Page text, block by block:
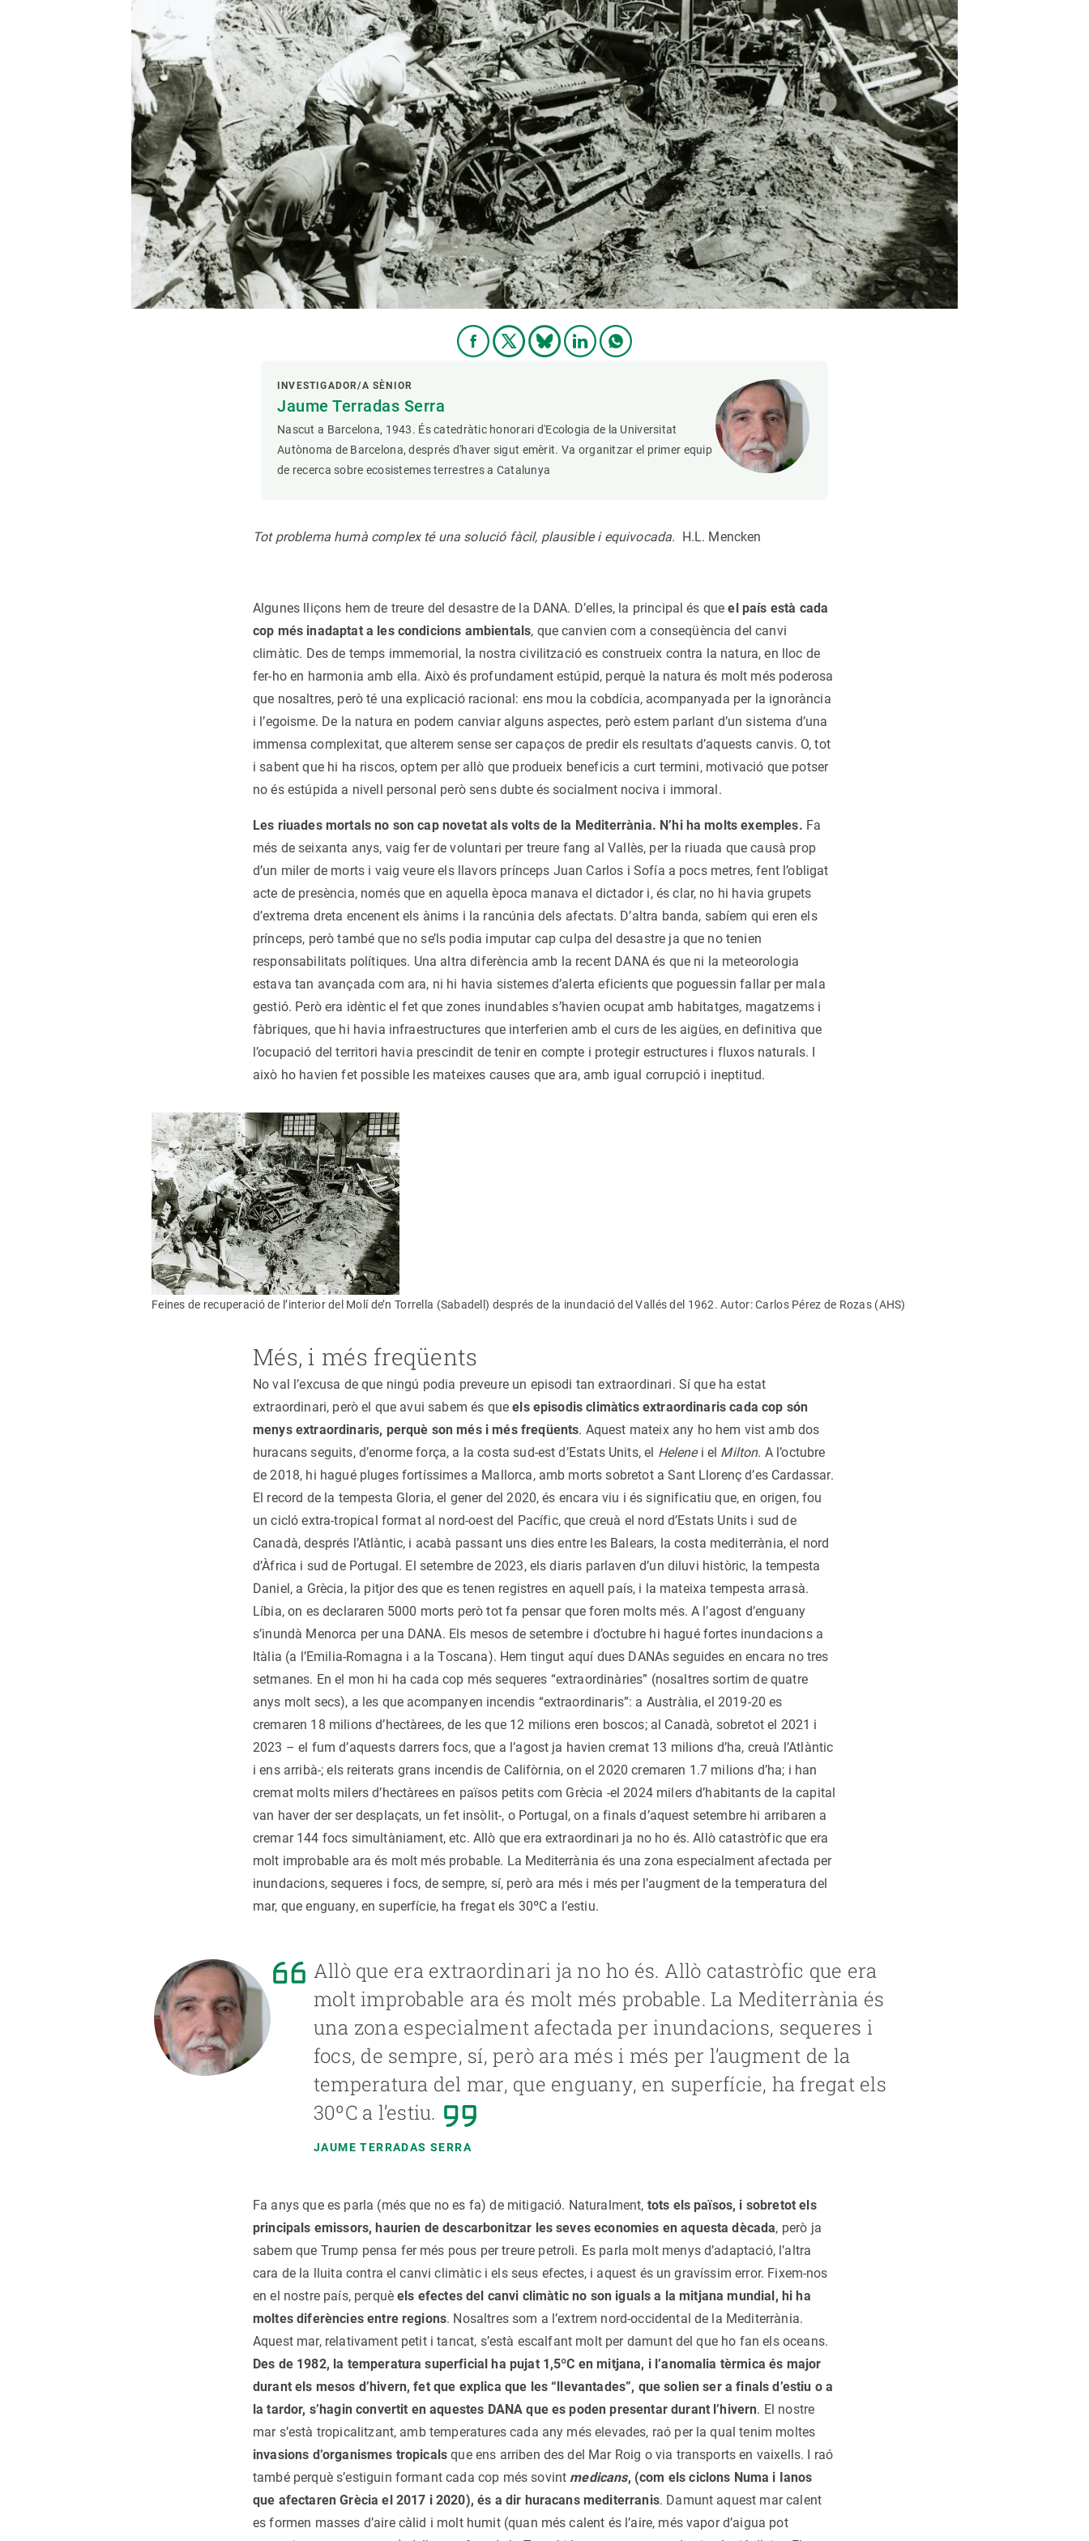
INVESTIGADOR/A SÈNIOR
Jaume Terradas Serra
Nascut a Barcelona, 1943. És catedràtic honorari d'Ecologia de la Universitat
Autònoma de Barcelona, després d'haver sigut emèrit. Va organitzar el primer equip
de recerca sobre ecosistemes terrestres a Catalunya
Tot problema humà complex té una solució fàcil, plausible i equivocada. H.L. Mencken
Algunes lliçons hem de treure del desastre de la DANA. D’elles, la principal és queel país està cada
cop més inadaptat a les condicions ambientals, que canvien com a conseqüència del canvi
climàtic. Des de temps immemorial, la nostra civilització es construeix contra la natura, en lloc de
fer-ho en harmonia amb ella. Això és profundament estúpid, perquè la natura és molt més poderosa
que nosaltres, però té una explicació racional: ens mou la cobdícia, acompanyada per la ignorància
i l’egoisme. De la natura en podem canviar alguns aspectes, però estem parlant d’un sistema d’una
immensa complexitat, que alterem sense ser capaços de predir els resultats d’aquests canvis. O, tot
i sabent que hi ha riscos, optem per allò que produeix beneficis a curt termini, motivació que potser
no és estúpida a nivell personal però sens dubte és socialment nociva i immoral.
Les riuades mortals no son cap novetat als volts de la Mediterrània. N’hi ha molts exemples. Fa
més de seixanta anys, vaig fer de voluntari per treure fang al Vallès, per la riuada que causà prop
d’un miler de morts i vaig veure els llavors prínceps Juan Carlos i Sofía a pocs metres, fent l’obligat
acte de presència, només que en aquella època manava el dictador i, és clar, no hi havia grupets
d’extrema dreta encenent els ànims i la rancúnia dels afectats. D’altra banda, sabíem qui eren els
prínceps, però també que no se’ls podia imputar cap culpa del desastre ja que no tenien
responsabilitats polítiques. Una altra diferència amb la recent DANA és que ni la meteorologia
estava tan avançada com ara, ni hi havia sistemes d’alerta eficients que poguessin fallar per mala
gestió. Però era idèntic el fet que zones inundables s’havien ocupat amb habitatges, magatzems i
fàbriques, que hi havia infraestructures que interferien amb el curs de les aigües, en definitiva que
l’ocupació del territori havia prescindit de tenir en compte i protegir estructures i fluxos naturals. I
això ho havien fet possible les mateixes causes que ara, amb igual corrupció i ineptitud.
Feines de recuperació de l’interior del Molí de’n Torrella (Sabadell) després de la inundació del Vallés del 1962. Autor: Carlos Pérez de Rozas (AHS)
Més, i més freqüents
No val l’excusa de que ningú podia preveure un episodi tan extraordinari. Sí que ha estat
extraordinari, però el que avui sabem és queels episodis climàtics extraordinaris cada cop són
menys extraordinaris, perquè son més i més freqüents. Aquest mateix any ho hem vist amb dos
huracans seguits, d’enorme força, a la costa sud-est d’Estats Units, el Helene i el Milton. A l’octubre
de 2018, hi hagué pluges fortíssimes a Mallorca, amb morts sobretot a Sant Llorenç d’es Cardassar.
El record de la tempesta Gloria, el gener del 2020, és encara viu i és significatiu que, en origen, fou
un cicló extra-tropical format al nord-oest del Pacífic, que creuà el nord d’Estats Units i sud de
Canadà, després l’Atlàntic, i acabà passant uns dies entre les Balears, la costa mediterrània, el nord
d’Àfrica i sud de Portugal. El setembre de 2023, els diaris parlaven d’un diluvi històric, la tempesta
Daniel, a Grècia, la pitjor des que es tenen registres en aquell país, i la mateixa tempesta arrasà.
Líbia, on es declararen 5000 morts però tot fa pensar que foren molts més. A l’agost d’enguany
s’inundà Menorca per una DANA. Els mesos de setembre i d’octubre hi hagué fortes inundacions a
Itàlia (a l’Emilia-Romagna i a la Toscana). Hem tingut aquí dues DANAs seguides en encara no tres
setmanes. En el mon hi ha cada cop més sequeres “extraordinàries” (nosaltres sortim de quatre
anys molt secs), a les que acompanyen incendis “extraordinaris”: a Austràlia, el 2019-20 es
cremaren 18 milions d’hectàrees, de les que 12 milions eren boscos; al Canadà, sobretot el 2021 i
2023 – el fum d’aquests darrers focs, que a l’agost ja havien cremat 13 milions d’ha, creuà l’Atlàntic
i ens arribà-; els reiterats grans incendis de Califòrnia, on el 2020 cremaren 1.7 milions d’ha; i han
cremat molts milers d’hectàrees en països petits com Grècia -el 2024 milers d’habitants de la capital
van haver der ser desplaçats, un fet insòlit-, o Portugal, on a finals d’aquest setembre hi arribaren a
cremar 144 focs simultàniament, etc. Allò que era extraordinari ja no ho és. Allò catastròfic que era
molt improbable ara és molt més probable. La Mediterrània és una zona especialment afectada per
inundacions, sequeres i focs, de sempre, sí, però ara més i més per l’augment de la temperatura del
mar, que enguany, en superfície, ha fregat els 30ºC a l’estiu.
Allò que era extraordinari ja no ho és. Allò catastròfic que era
molt improbable ara és molt més probable. La Mediterrània és
una zona especialment afectada per inundacions, sequeres i
focs, de sempre, sí, però ara més i més per l’augment de la
temperatura del mar, que enguany, en superfície, ha fregat els
30ºC a l’estiu.
JAUME TERRADAS SERRA
Fa anys que es parla (més que no es fa) de mitigació. Naturalment, tots els països, i sobretot els
principals emissors, haurien de descarbonitzar les seves economies en aquesta dècada, però ja
sabem que Trump pensa fer més pous per treure petroli. Es parla molt menys d’adaptació, l’altra
cara de la lluita contra el canvi climàtic i els seus efectes, i aquest és un gravíssim error. Fixem-nos
en el nostre país, perquèels efectes del canvi climàtic no son iguals a la mitjana mundial, hi ha
moltes diferències entre regions. Nosaltres som a l’extrem nord-occidental de la Mediterrània.
Aquest mar, relativament petit i tancat, s’està escalfant molt per damunt del que ho fan els oceans.
Des de 1982, la temperatura superficial ha pujat 1,5ºC en mitjana, i l’anomalia tèrmica és major
durant els mesos d’hivern, fet que explica que les “llevantades”, que solien ser a finals d’estiu o a
la tardor, s’hagin convertit en aquestes DANA que es poden presentar durant l’hivern. El nostre
mar s’està tropicalitzant, amb temperatures cada any més elevades, raó per la qual tenim moltes
invasions d’organismes tropicals que ens arriben des del Mar Roig o via transports en vaixells. I raó
també perquè s’estiguin formant cada cop més sovint medicans, (com els ciclons Numa i Ianos
que afectaren Grècia el 2017 i 2020), és a dir huracans mediterranis. Damunt aquest mar calent
es formen masses d’aire càlid i molt humit (quan més calent és l’aire, més vapor d’aigua pot
Infraestructures
Equitat, Diversitat i Inclusió (EDI)
Oficina de premsa
Ciència oberta i gestió del coneixement
Observació de la terra
Temes transversals
Publicacions
Synthesis Actions
Serveis tècnics Programa de màsters i doctorat
Vine de visitant o sabàtic
Segell de bones pràctiques HRS4R
Un lloc on créixer
Desenvolupament de carrera
Seminaris i activitats internes
T’oferim formació
Biodiversitat
Canvi global
Funcionament dels ecosistemes
Observació de la terra